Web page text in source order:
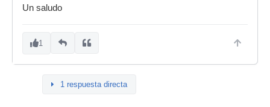
Un saludo
1
1 respuesta directa